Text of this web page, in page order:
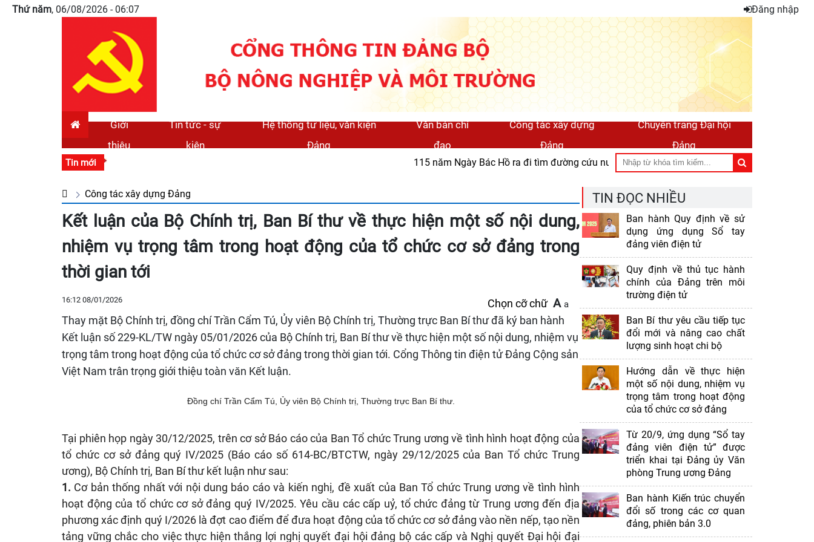
Thứ năm, 06/08/2026 - 06:07 Đăng nhập
Giới
thiệu
Tin tức - sự
kiện
Hệ thống tư liệu, văn kiện
Đảng
Văn bản chỉ
đạo
Công tác xây dựng
Đảng
Chuyên trang Đại hội
Đảng
Tin mới 115 năm Ngày Bác Hồ ra đi tìm đường cứu nước Tuổi trẻ Bộ Nông nghiệp và Môi
Công tác xây dựng Đảng
Kết luận của Bộ Chính trị, Ban Bí thư về thực hiện một số nội dung,
nhiệm vụ trọng tâm trong hoạt động của tổ chức cơ sở đảng trong
thời gian tới
16:12 08/01/2026 Chọn cỡ chữ A a
Thay mặt Bộ Chính trị, đồng chí Trần Cẩm Tú, Ủy viên Bộ Chính trị, Thường trực Ban Bí thư đã ký ban hành
Kết luận số 229-KL/TW ngày 05/01/2026 của Bộ Chính trị, Ban Bí thư về thực hiện một số nội dung, nhiệm vụ
trọng tâm trong hoạt động của tổ chức cơ sở đảng trong thời gian tới. Cổng Thông tin điện tử Đảng Cộng sản
Việt Nam trân trọng giới thiệu toàn văn Kết luận.
Đồng chí Trần Cẩm Tú, Ủy viên Bộ Chính trị, Thường trực Ban Bí thư.
Tại phiên họp ngày 30/12/2025, trên cơ sở Báo cáo của Ban Tổ chức Trung ương về tình hình hoạt động của
tổ chức cơ sở đảng quý IV/2025 (Báo cáo số 614-BC/BTCTW, ngày 29/12/2025 của Ban Tổ chức Trung
ương), Bộ Chính trị, Ban Bí thư kết luận như sau:
1. Cơ bản thống nhất với nội dung báo cáo và kiến nghị, đề xuất của Ban Tổ chức Trung ương về tình hình
hoạt động của tổ chức cơ sở đảng quý IV/2025. Yêu cầu các cấp uỷ, tổ chức đảng từ Trung ương đến địa
phương xác định quý I/2026 là đợt cao điểm để đưa hoạt động của tổ chức cơ sở đảng vào nền nếp, tạo nền
tảng vững chắc cho việc thực hiện thắng lợi nghị quyết đại hội đảng bộ các cấp và Nghị quyết Đại hội đại
TIN ĐỌC NHIỀU
Ban hành Quy định về sử
dụng ứng dụng Sổ tay
đảng viên điện tử
Quy định về thủ tục hành
chính của Đảng trên môi
trường điện tử
Ban Bí thư yêu cầu tiếp tục
đổi mới và nâng cao chất
lượng sinh hoạt chi bộ
Hướng dẫn về thực hiện
một số nội dung, nhiệm vụ
trọng tâm trong hoạt động
của tổ chức cơ sở đảng
Từ 20/9, ứng dụng “Sổ tay
đảng viên điện tử” được
triển khai tại Đảng ủy Văn
phòng Trung ương Đảng
Ban hành Kiến trúc chuyển
đổi số trong các cơ quan
đảng, phiên bản 3.0